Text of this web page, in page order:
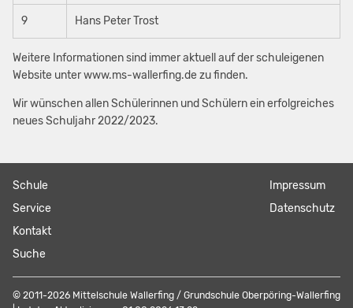
9 Hans Peter Trost
Weitere Informationen sind immer aktuell auf der schuleigenen
Website unter www.ms-wallerfing.de zu finden.
Wir wünschen allen Schülerinnen und Schülern ein erfolgreiches
neues Schuljahr 2022/2023.
Navigation
überspringen
Schule
Service
Kontakt
Suche
Navigation
überspringen
Impressum
Datenschutz
© 2011-2026 Mittelschule Wallerfing / Grundschule Oberpöring-Wallerfing